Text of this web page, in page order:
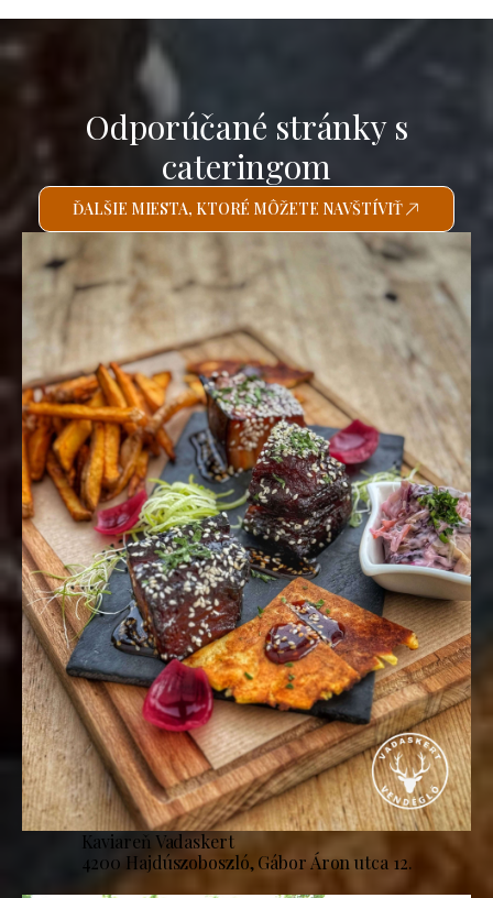
Odporúčané stránky s
cateringom
ĎALŠIE MIESTA, KTORÉ MÔŽETE NAVŠTÍVIŤ
Kaviareň Vadaskert
4200 Hajdúszoboszló, Gábor Áron utca 12.